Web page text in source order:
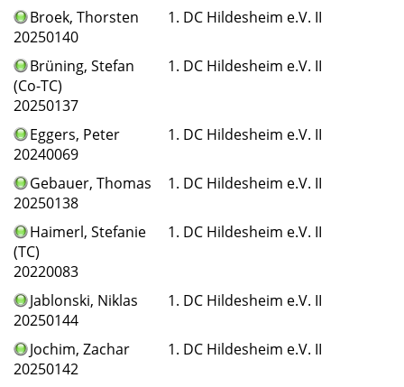
Broek, Thorsten
20250140
1. DC Hildesheim e.V. II
Brüning, Stefan
(Co-TC)
20250137
1. DC Hildesheim e.V. II
Eggers, Peter
20240069
1. DC Hildesheim e.V. II
Gebauer, Thomas
20250138
1. DC Hildesheim e.V. II
Haimerl, Stefanie
(TC)
20220083
1. DC Hildesheim e.V. II
Jablonski, Niklas
20250144
1. DC Hildesheim e.V. II
Jochim, Zachar
20250142
1. DC Hildesheim e.V. II